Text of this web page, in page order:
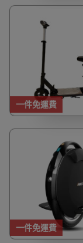
一件免運費
一件免運費